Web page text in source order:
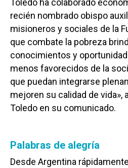
recién nombrado obispo
misioneros y sociales de la
que combate la pobreza
conocimientos y
menos favorecidos de la
que puedan integrarse
mejoren su calidad de vida»,
Toledo en su comunicado.
Palabras de alegría
Desde Argentina